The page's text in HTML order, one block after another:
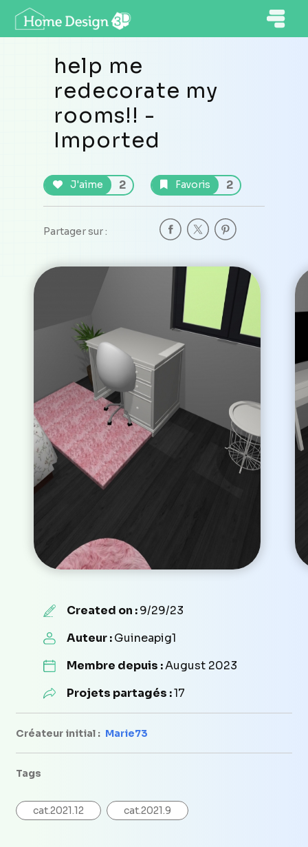
help me
redecorate my
rooms!! -
Imported
J'aime 2 Favoris 2
Partager sur :
Created on :9/29/23
Auteur :Guineapig1
Membre depuis :August 2023
Projets partagés :17
Créateur initial : Marie73
Tags
cat.2021.12 cat.2021.9